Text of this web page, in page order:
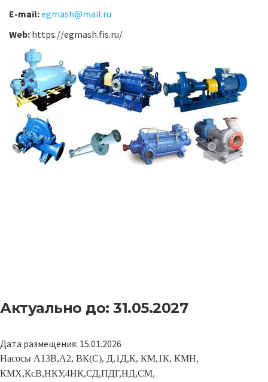
E-mail:egmash@mail.ru
Web: https://egmash.fis.ru/
Актуально до: 31.05.2027
Дата размещения: 15.01.2026
Насосы А13В,А2, ВК(С), Д,1Д,К, КМ,1К, КМН,
КМХ,КсВ,НКУ,4НК,СД,ПДГ,НД,СМ,